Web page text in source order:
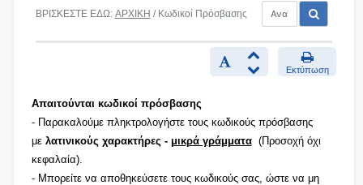
ΒΡΙΣΚΕΣΤΕ ΕΔΩ: ΑΡΧΙΚΗ / Κωδικοί Πρόσβασης
Εκτύπωση
Απαιτούνται κωδικοί πρόσβασης
- Παρακαλούμε πληκτρολογήστε τους κωδικούς πρόσβασης
με λατινικούς χαρακτήρες - μικρά γράμματα(Προσοχή όχι
κεφαλαία).
- Μπορείτε να αποθηκεύσετε τους κωδικούς σας, ώστε να μη